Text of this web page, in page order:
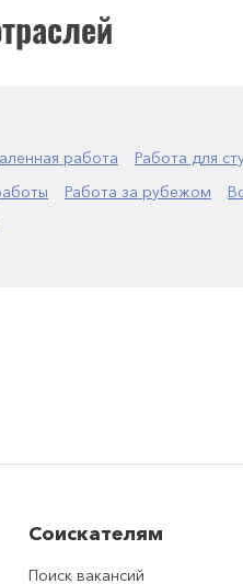
работа Работа для
Работа за рубежом
Соискателям
Поиск вакансий